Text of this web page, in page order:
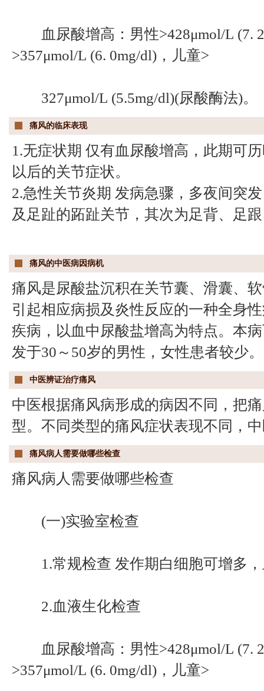
血尿酸增高：男性>428μmol/L (7.
>357μmol/L (6. 0mg/dl)，儿童>
327μmol/L (5.5mg/dl)(尿酸酶法)。
痛风的临床表现
1.无症状期 仅有血尿酸增高，此期可
以后的关节症状。
2.急性关节炎期 发病急骤，多夜间突
及足趾的跖趾关节，其次为足背、足
痛风的中医病因病机
痛风是尿酸盐沉积在关节囊、滑囊、
引起相应病损及炎性反应的一种全身
疾病，以血中尿酸盐增高为特点。本
发于30～50岁的男性，女性患者较少。
中医辨证治疗痛风
中医根据痛风病形成的病因不同，把
型。不同类型的痛风症状表现不同，
痛风病人需要做哪些检查
痛风病人需要做哪些检查
(一)实验室检查
1.常规检查 发作期白细胞可增多，
2.血液生化检查
血尿酸增高：男性>428μmol/L (7.
>357μmol/L (6. 0mg/dl)，儿童>